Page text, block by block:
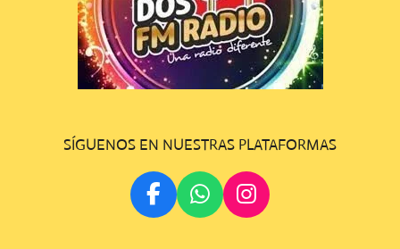
SÍGUENOS EN NUESTRAS PLATAFORMAS
F
A
W
H
I
N